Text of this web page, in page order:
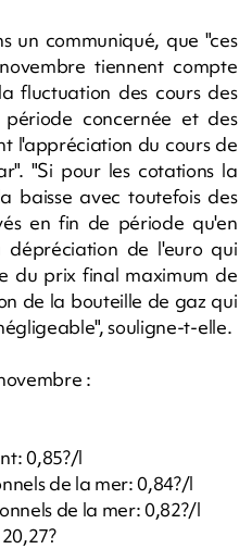
un communiqué, que "ces
tiennent compte
fluctuation des cours des
concernée et des
l'appréciation du cours de
"Si pour les cotations la
baisse avec toutefois des
en fin de période qu'en
de l'euro qui
du prix final maximum de
de la bouteille de gaz qui
souligne-t-elle.
novembre :
0,85?/l
de la mer: 0,84?/l
de la mer: 0,82?/l
20,27?